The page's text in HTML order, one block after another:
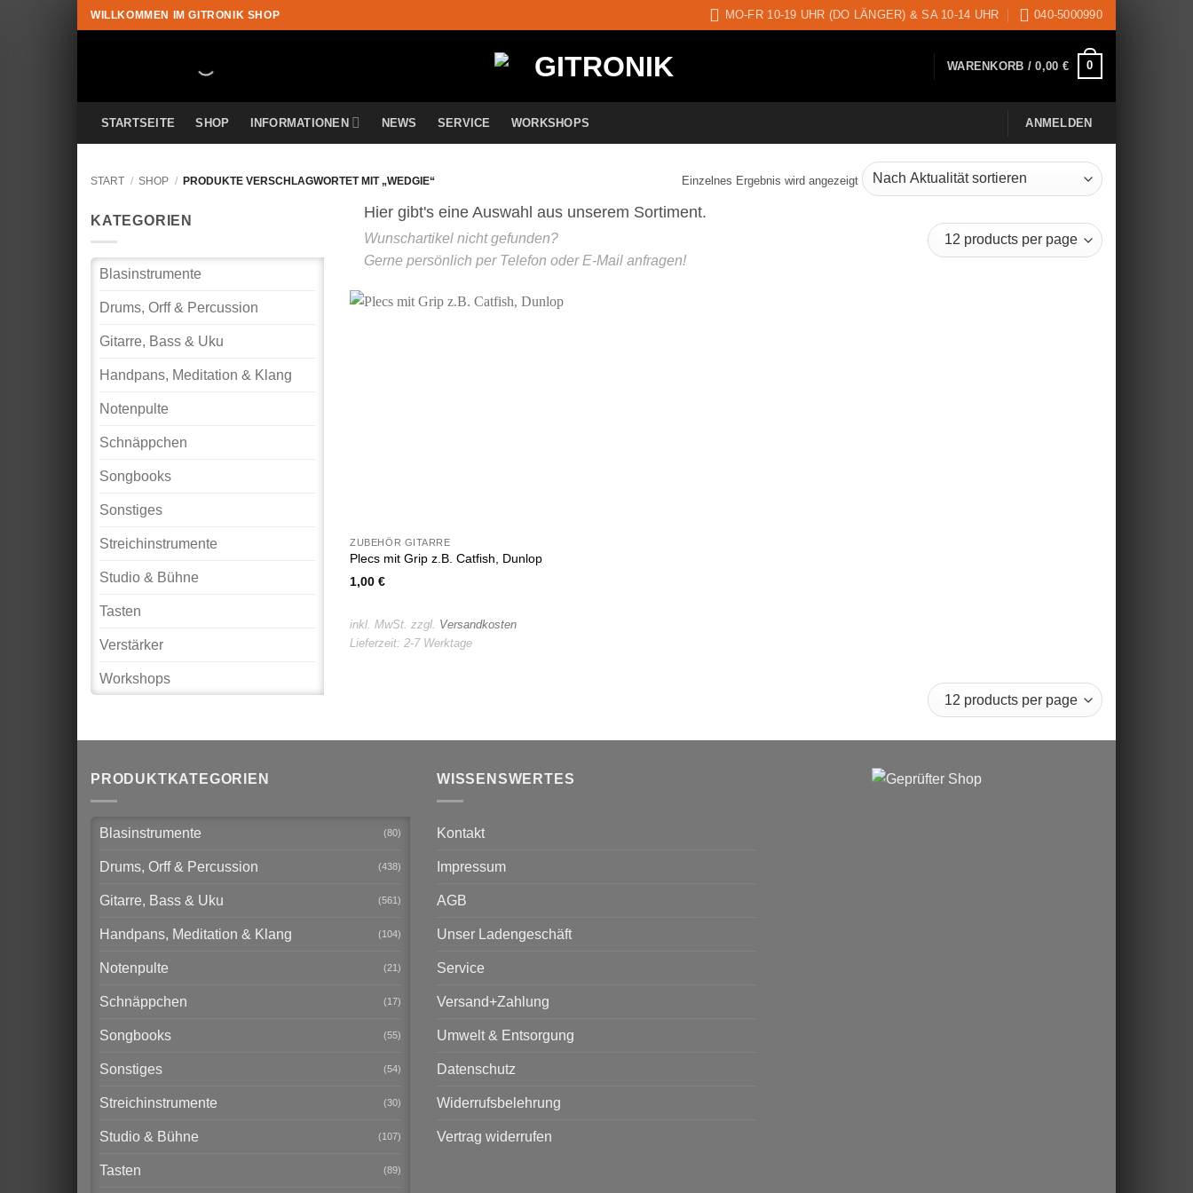
Zum
Inhalt
WILLKOMMEN IM GITRONIK SHOP MO-FR 10-19 UHR (DO LÄNGER) & SA 10-14 UHR 040-5000990
WARENKORB /0,00 € 0
STARTSEITE SHOP INFORMATIONEN NEWS SERVICE WORKSHOPS ANMELDEN
START / SHOP / PRODUKTE VERSCHLAGWORTET MIT „WEDGIE“ Einzelnes Ergebnis wird angezeigt
KATEGORIEN
Blasinstrumente
Drums, Orff & Percussion
Gitarre, Bass & Uku
Handpans, Meditation & Klang
Notenpulte
Schnäppchen
Songbooks
Sonstiges
Streichinstrumente
Studio & Bühne
Tasten
Verstärker
Workshops
ZUBEHÖR GITARRE
Plecs mit Grip z.B. Catfish, Dunlop
1,00€
inkl. MwSt. zzgl. Versandkosten
Lieferzeit:2-7 Werktage
PRODUKTKATEGORIEN
Blasinstrumente (80)
Drums, Orff & Percussion (438)
Gitarre, Bass & Uku (561)
Handpans, Meditation & Klang (104)
Notenpulte (21)
Schnäppchen (17)
Songbooks (55)
Sonstiges (54)
Streichinstrumente (30)
Studio & Bühne (107)
Tasten (89)
WISSENSWERTES
Kontakt
Impressum
AGB
Unser Ladengeschäft
Service
Versand+Zahlung
Umwelt & Entsorgung
Datenschutz
Widerrufsbelehrung
Vertrag widerrufen